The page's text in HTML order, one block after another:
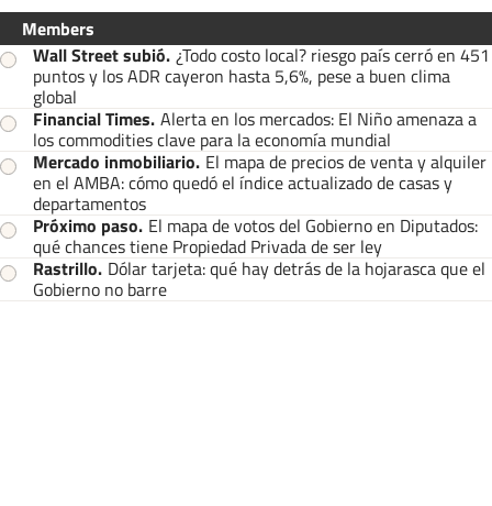
Members
Wall Street subió. ¿Todo costo local? riesgo país cerró en 451
puntos y los ADR cayeron hasta 5,6%, pese a buen clima
global
Financial Times. Alerta en los mercados: El Niño amenaza a
los commodities clave para la economía mundial
Mercado inmobiliario. El mapa de precios de venta y alquiler
en el AMBA: cómo quedó el índice actualizado de casas y
departamentos
Próximo paso. El mapa de votos del Gobierno en Diputados:
qué chances tiene Propiedad Privada de ser ley
Rastrillo. Dólar tarjeta: qué hay detrás de la hojarasca que el
Gobierno no barre